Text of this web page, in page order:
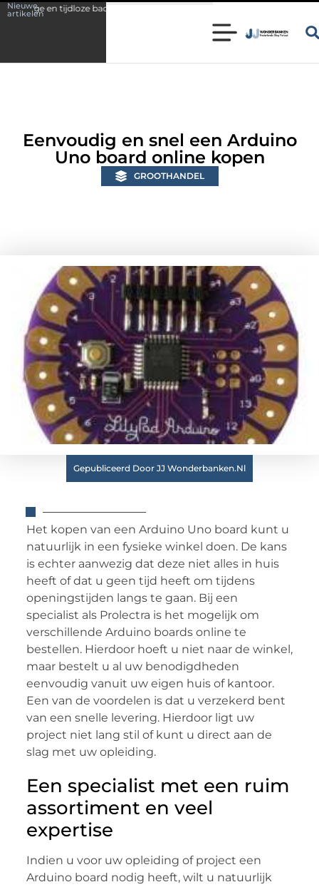
Nieuwe
artikelen
badkamer Bescherm uw investering met brandwerend coaten
Eenvoudig en snel een Arduino
Uno board online kopen
GROOTHANDEL
Gepubliceerd Door JJ Wonderbanken.nl
Het kopen van een Arduino Uno board kunt u
natuurlijk in een fysieke winkel doen. De kans
is echter aanwezig dat deze niet alles in huis
heeft of dat u geen tijd heeft om tijdens
openingstijden langs te gaan. Bij een
specialist als Prolectra is het mogelijk om
verschillende Arduino boards online te
bestellen. Hierdoor hoeft u niet naar de winkel,
maar bestelt u al uw benodigdheden
eenvoudig vanuit uw eigen huis of kantoor.
Een van de voordelen is dat u verzekerd bent
van een snelle levering. Hierdoor ligt uw
project niet lang stil of kunt u direct aan de
slag met uw opleiding.
Een specialist met een ruim
assortiment en veel
expertise
Indien u voor uw opleiding of project een
Arduino board nodig heeft, wilt u natuurlijk